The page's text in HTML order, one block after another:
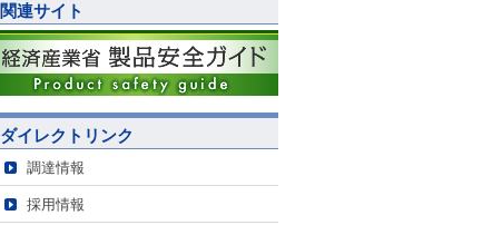
関連サイト
ダイレクトリンク
調達情報
採用情報